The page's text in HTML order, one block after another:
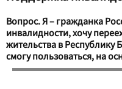
Вопрос. Я – гражданка
инвалидности, хочу
жительства в Республику
смогу пользоваться, на